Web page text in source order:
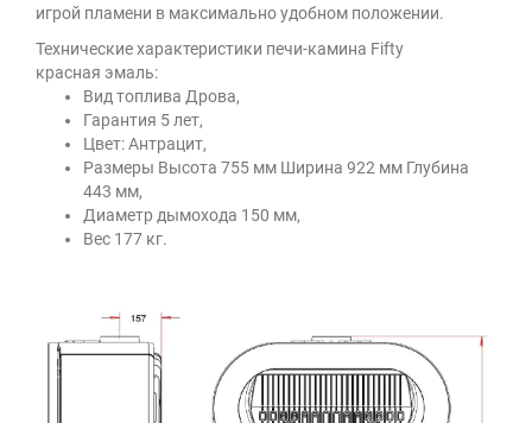
игрой пламени в максимально удобном положении.
Технические характеристики печи-камина Fifty
красная эмаль:
Вид топлива Дрова,
Гарантия 5 лет,
Цвет: Антрацит,
Размеры Высота 755 мм Ширина 922 мм Глубина
443 мм,
Диаметр дымохода 150 мм,
Вес 177 кг.